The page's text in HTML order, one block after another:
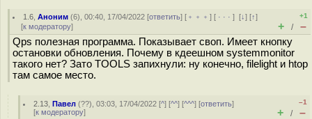
1.6 ,Аноним (6), 00:40, 17/04/2022 [ответить] [ ﹢﹢﹢] [ · · ·][↓] [↑]
[к модератору]
+1
+ / –
Qps полезная программа. Показывает своп. Имеет кнопку
остановки обновления. Почему в кдеешном systemmonitor
такого нет? Зато TOOLS запихнули: ну конечно, filelight и htop
там самое место.
2.13 ,Павел (??), 03:03, 17/04/2022 [^] [^^] [^^^] [ответить]
[к модератору]
–1
+ / –